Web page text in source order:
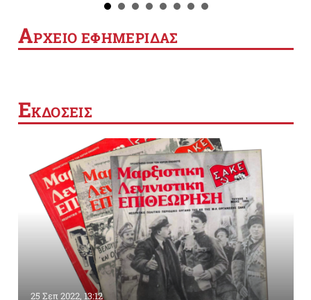
ΑΡΧΕΙΟ ΕΦΗΜΕΡΙΔΑΣ
ΕΚΔΟΣΕΙΣ
25 Σεπ 2022, 13:12